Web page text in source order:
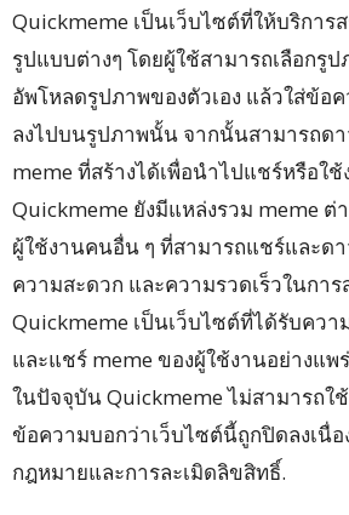
Quickmeme เป็นเว็บไซต์ที่ให้บริการ
รูปแบบต่างๆ โดยผู้ใช้สามารถเลือกรู
อัพโหลดรูปภาพของตัวเอง แล้วใส่ข้อ
ลงไปบนรูปภาพนั้น จากนั้นสามารถด
meme ที่สร้างได้เพื่อนำไปแชร์หรือใ
Quickmeme ยังมีแหล่งรวม meme ต่
ผู้ใช้งานคนอื่น ๆ ที่สามารถแชร์และด
ความสะดวก และความรวดเร็วในการ
Quickmeme เป็นเว็บไซต์ที่ได้รับควา
และแชร์ meme ของผู้ใช้งานอย่างแพ
ในปัจจุบัน Quickmeme ไม่สามารถใ
ข้อความบอกว่าเว็บไซต์นี้ถูกปิดลงเนื่อ
กฎหมายและการละเมิดลิขสิทธิ์.